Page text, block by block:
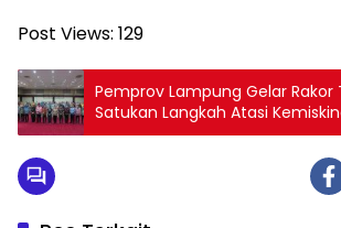
Post Views: 129
Pemprov Lampung Gelar Rakor
Satukan Langkah Atasi